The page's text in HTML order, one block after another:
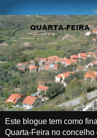
Este blogue tem como
Quarta-Feira no